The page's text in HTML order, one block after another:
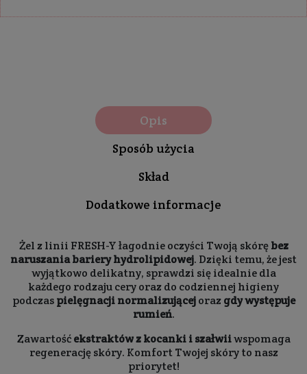
Opis
Sposób użycia
Skład
Dodatkowe informacje
Żel z linii FRESH-Y łagodnie oczyści Twoją skórębez
naruszania bariery hydrolipidowej. Dzięki temu, że jest
wyjątkowo delikatny, sprawdzi się idealnie dla
każdego rodzaju cery oraz do codziennej higieny
podczaspielęgnacji normalizującejorazgdy występuje
rumień.
Zawartośćekstraktów z kocanki i szałwiiwspomaga
regenerację skóry. Komfort Twojej skóry to nasz
priorytet!